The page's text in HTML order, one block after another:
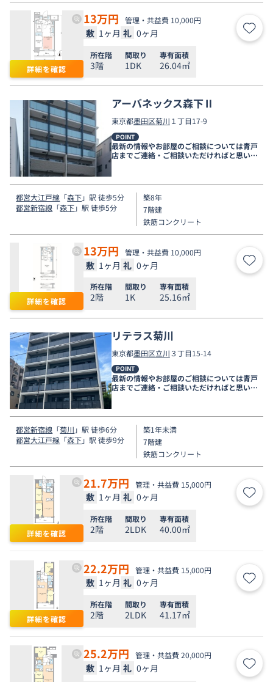
詳細を確認
13万円 管理・共益費 10,000円
敷 1ヶ月 礼 0ヶ月 お気
所在階
3階
間取り
1DK
専有面積
26.04㎡
アーバネックス森下Ⅱ
東京都墨田区菊川 １丁目17-9
POINT
最新の情報やお部屋のご相談については青戸
店までご連絡・ご相談いただければと思いま
都営大江戸線 「森下」駅 徒歩5分
都営新宿線 「森下」駅 徒歩5分
築8年
7階建
鉄筋コンクリート
詳細を確認
13万円 管理・共益費 10,000円
敷 1ヶ月 礼 0ヶ月 お気
所在階
2階
間取り
1K
専有面積
25.16㎡
リテラス菊川
東京都墨田区立川３丁目15-14
POINT
最新の情報やお部屋のご相談については青戸
店までご連絡・ご相談いただければと思いま
す。
都営新宿線 「菊川 」駅 徒歩6分
都営大江戸線 「森下」駅 徒歩9分
築1年未満
7階建
鉄筋コンクリート
詳細を確認
21.7万円 管理・共益費 15,000円
敷 1ヶ月 礼 0ヶ月 お気
所在階
2階
間取り
2LDK
専有面積
40.00㎡
詳細を確認
22.2万円 管理・共益費 15,000円
敷 1ヶ月 礼 0ヶ月 お気
所在階
2階
間取り
2LDK
専有面積
41.17㎡
25.2万円 管理・共益費 20,000円
敷 1ヶ月 礼 0ヶ月 お気